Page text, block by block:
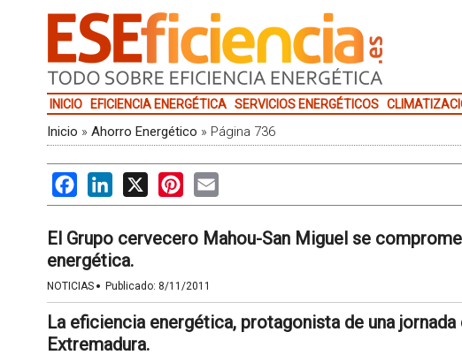
INICIO EFICIENCIA ENERGÉTICA SERVICIOS ENERGÉTICOS
Inicio » Ahorro Energético » Página 736
FacebookLinkedIn
X PinterestEmail
El Grupo cervecero Mahou-San Miguel se
energética.
NOTICIAS · Publicado: 8/11/2011
La eficiencia energética, protagonista de una jornada
Extremadura.